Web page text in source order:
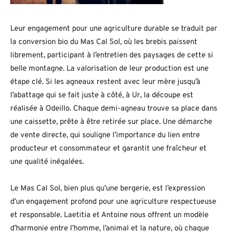
Leur engagement pour une agriculture durable se traduit par
la conversion bio du Mas Cal Sol, où les brebis paissent
librement, participant à l’entretien des paysages de cette si
belle montagne. La valorisation de leur production est une
étape clé. Si les agneaux restent avec leur mère jusqu’à
l’abattage qui se fait juste à côté, à Ur, la découpe est
réalisée à Odeillo. Chaque demi-agneau trouve sa place dans
une caissette, prête à être retirée sur place. Une démarche
de vente directe, qui souligne l’importance du lien entre
producteur et consommateur et garantit une fraîcheur et
une qualité inégalées.
Le Mas Cal Sol, bien plus qu’une bergerie, est l’expression
d’un engagement profond pour une agriculture respectueuse
et responsable. Laetitia et Antoine nous offrent un modèle
d’harmonie entre l’homme, l’animal et la nature, où chaque